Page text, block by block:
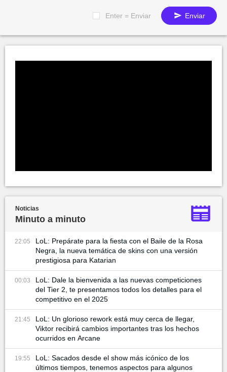
Enter = Enviar Enviar
Noticias
Minuto a minuto
22:05
LoL: Prepárate para la fiesta con el Baile de la Rosa
Negra, la nueva temática de skins con una versión
prestigiosa para Katarian
00:03
LoL: Dale la bienvenida a las nuevas competiciones
del Tier 2, te presentamos todos los detalles para el
competitivo en el 2025
21:45
LoL: Un glorioso rework está muy cerca de llegar,
Viktor recibirá cambios importantes tras los hechos
ocurridos en Arcane
19:55
LoL: Sacados desde el show más icónico de los
últimos tiempos, tenemos aspectos para algunos